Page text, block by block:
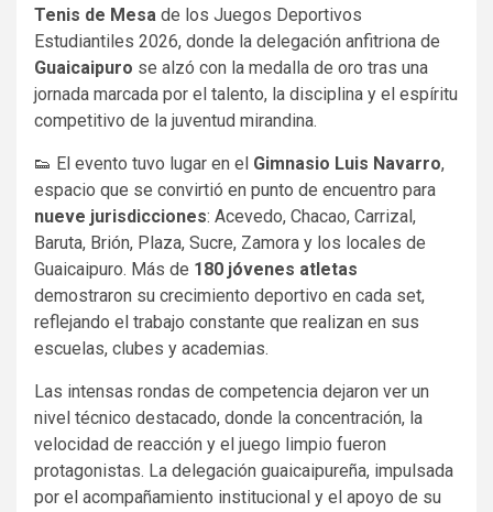
Tenis de Mesa de los Juegos Deportivos
Estudiantiles 2026, donde la delegación anfitriona de
Guaicaipuro se alzó con la medalla de oro tras una
jornada marcada por el talento, la disciplina y el espíritu
competitivo de la juventud mirandina.
👟​ El evento tuvo lugar en el Gimnasio Luis Navarro,
espacio que se convirtió en punto de encuentro para
nueve jurisdicciones: Acevedo, Chacao, Carrizal,
Baruta, Brión, Plaza, Sucre, Zamora y los locales de
Guaicaipuro. Más de 180 jóvenes atletas
demostraron su crecimiento deportivo en cada set,
reflejando el trabajo constante que realizan en sus
escuelas, clubes y academias.
Las intensas rondas de competencia dejaron ver un
nivel técnico destacado, donde la concentración, la
velocidad de reacción y el juego limpio fueron
protagonistas. La delegación guaicaipureña, impulsada
por el acompañamiento institucional y el apoyo de su